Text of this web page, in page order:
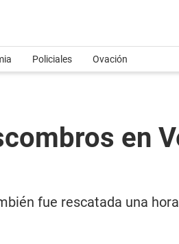
Policiales Ovación
en
fue rescatada una